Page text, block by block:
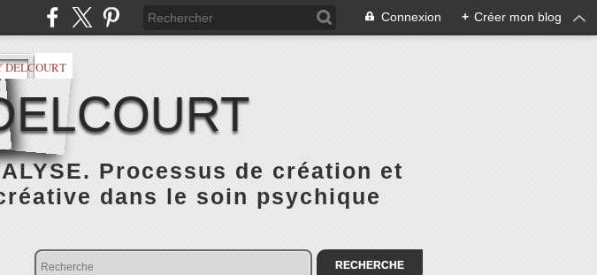
Connexion + Créer mon blog
Processus de création et
dans le soin psychique